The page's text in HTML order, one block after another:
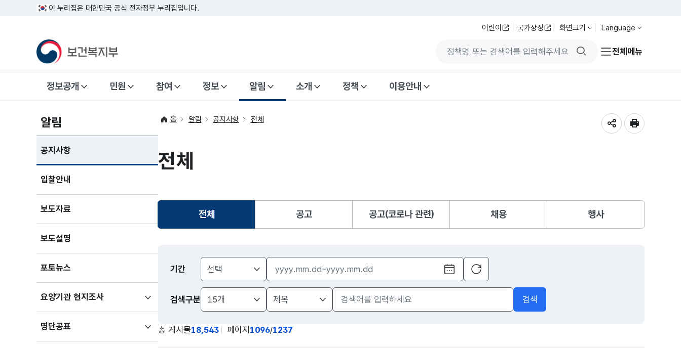
이 누리집은 대한민국 공식 전자정부 누리집입니다.
어린이 국가상징 화면크기 Language
검색버튼전체메뉴
정보공개 민원 참여 정보 알림 소개 정책 이용안내
알림
공지사항
입찰안내
보도자료
보도설명
포토뉴스
요양기관 현지조사하위메뉴
펼치기
명단공표
펼치기
홈 알림 공지사항 전체
전체
전체선택됨 공고 공고(코로나 관련) 채용 행사
알림
검색
기간
달력
열기
초기화
검색구분
검색구분
검색
총 게시물18,543 페이지 1096/1237